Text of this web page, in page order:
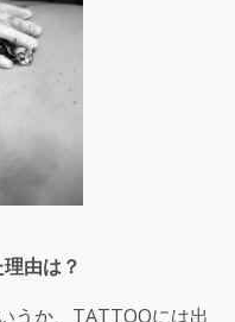
由は？
うか、TATTOOには出